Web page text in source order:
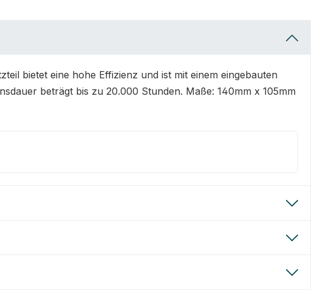
bietet eine hohe Effizienz und ist mit einem eingebauten
beträgt bis zu 20.000 Stunden. Maße: 140mm x 105mm